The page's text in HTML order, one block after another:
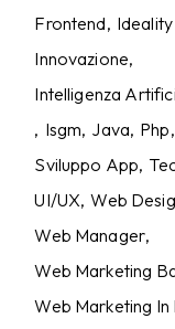
Frontend
Innovazione
Intelligenza
Isgm Java Php
Sviluppo App
UI/UX Web
Web Manager
Web Marketing
Web Marketing In